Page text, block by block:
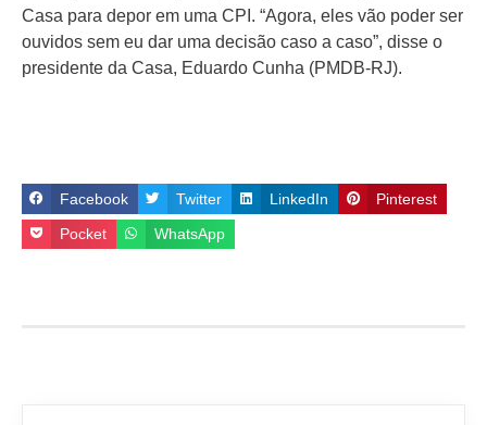
Casa para depor em uma CPI. “Agora, eles vão poder ser
ouvidos sem eu dar uma decisão caso a caso”, disse o
presidente da Casa, Eduardo Cunha (PMDB-RJ).
Facebook Twitter LinkedIn Pinterest
Pocket WhatsApp